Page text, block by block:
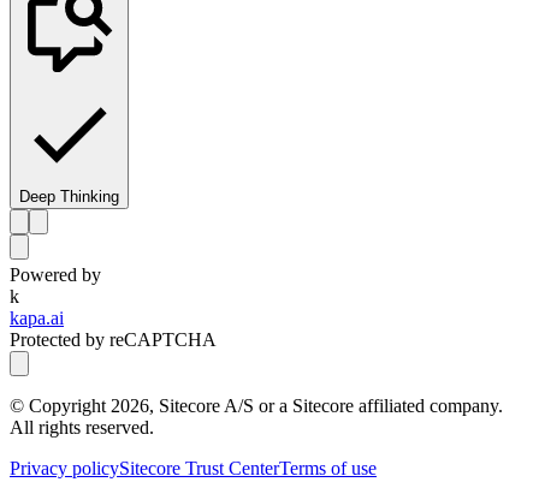
Deep Thinking
Powered by
k
kapa.ai
Protected by reCAPTCHA
© Copyright 2026, Sitecore A/S or a Sitecore affiliated company.
All rights reserved.
Privacy policySitecore Trust CenterTerms of use